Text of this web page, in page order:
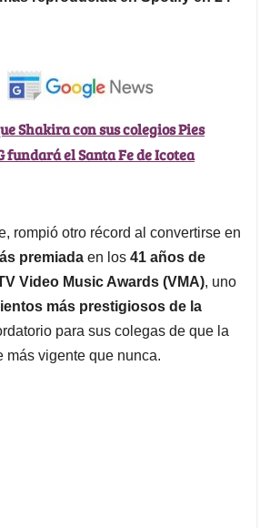
Shakira con sus colegios Pies
fundará el Santa Fe de Icotea
rompió otro récord al convertirse en
premiada en los 41 años de
Video Music Awards (VMA), uno
más prestigiosos de la
para sus colegas de que la
más vigente que nunca.